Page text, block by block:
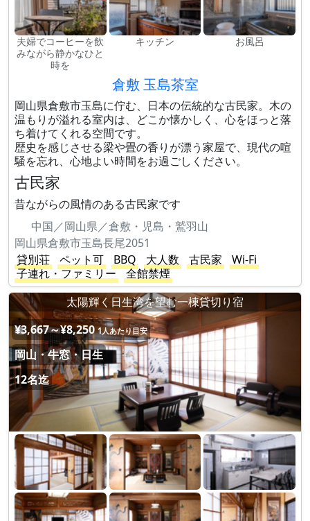
夫婦でコーヒーを飲
みながら静かなひと
時を
キッチン お風呂
倉敷 玉島茶室
岡山県倉敷市玉島に佇む、日本の伝統的な古民家。木の
温もりが溢れる室内は、どこか懐かしく、心をほっと落
ち着けてくれる空間です。
歴史を感じさせる梁や畳の香りが漂う家屋で、現代の喧
騒を忘れ、心地よい時間をお過ごしください。
古民家
昔ながらの風情のある古民家です
中国／岡山県／倉敷・児島・鷲羽山
岡山県倉敷市玉島長尾2051
貸別荘
ペット可 BBQ 大人数 古民家
Wi-Fi
子連れ・ファミリー
全館禁煙
太陽輝く日生湾を望む一棟貸切り宿
¥3,667～¥8,250 1人あたり目安
岡山・牛窓・日生
12名迄